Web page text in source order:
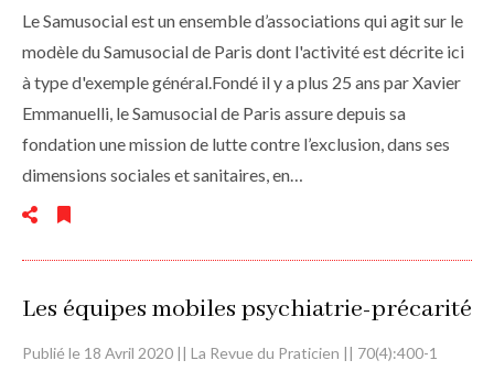
Le Samusocial est un ensemble d’associations qui agit sur le
modèle du Samusocial de Paris dont l'activité est décrite ici
à type d'exemple général.Fondé il y a plus 25 ans par Xavier
Emmanuelli, le Samusocial de Paris assure depuis sa
fondation une mission de lutte contre l’exclusion, dans ses
dimensions sociales et sanitaires, en…
Les équipes mobiles psychiatrie-précarité
Publié le 18 Avril 2020 || La Revue du Praticien || 70(4):400-1